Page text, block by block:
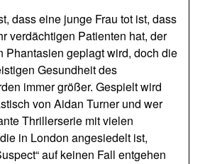
dass eine junge Frau tot ist, dass
verdächtigen Patienten hat, der
Phantasien geplagt wird, doch die
Gesundheit des
immer größer. Gespielt wird
von Aidan Turner und wer
Thrillerserie mit vielen
in London angesiedelt ist,
auf keinen Fall entgehen